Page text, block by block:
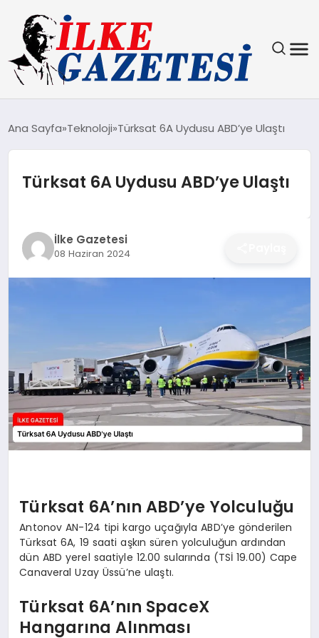
TEKNOLOJI
SPOR
MAGAZIN
SIYASET
EĞITIM
Ana Sayfa Teknoloji Türksat 6A Uydusu ABD’ye Ulaştı
Türksat 6A Uydusu ABD’ye Ulaştı
İlke Gazetesi
08 Haziran 2024
Türksat 6A’nın ABD’ye Yolculuğu
Antonov AN-124 tipi kargo uçağıyla ABD’ye gönderilen
Türksat 6A, 19 saati aşkın süren yolculuğun ardından
dün ABD yerel saatiyle 12.00 sularında (TSİ 19.00) Cape
Canaveral Uzay Üssü’ne ulaştı.
Türksat 6A’nın SpaceX
Hangarına Alınması